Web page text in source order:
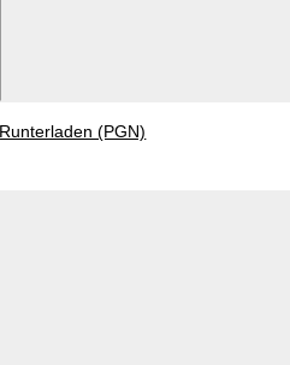
Runterladen (PGN)